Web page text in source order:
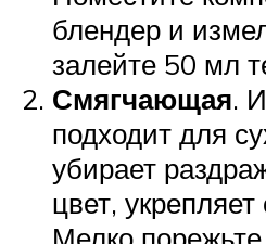
блендер и
залейте 50 мл
Смягчающая.
подходит для
убирает
цвет,